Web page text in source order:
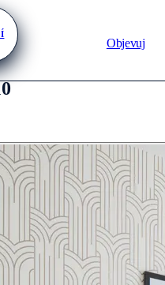
Objevuj